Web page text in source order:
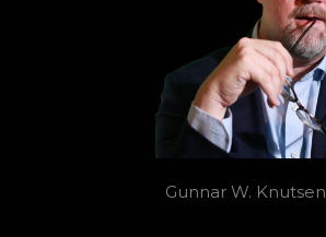
Gunnar W. Knutsen